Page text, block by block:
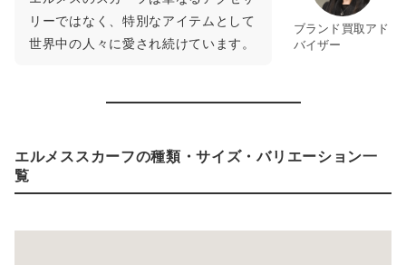
ブランド買取アド
バイザー
リーではなく、特別なアイテムとして
世界中の人々に愛され続けています。
エルメススカーフの種類・サイズ・バリエーション一
覧